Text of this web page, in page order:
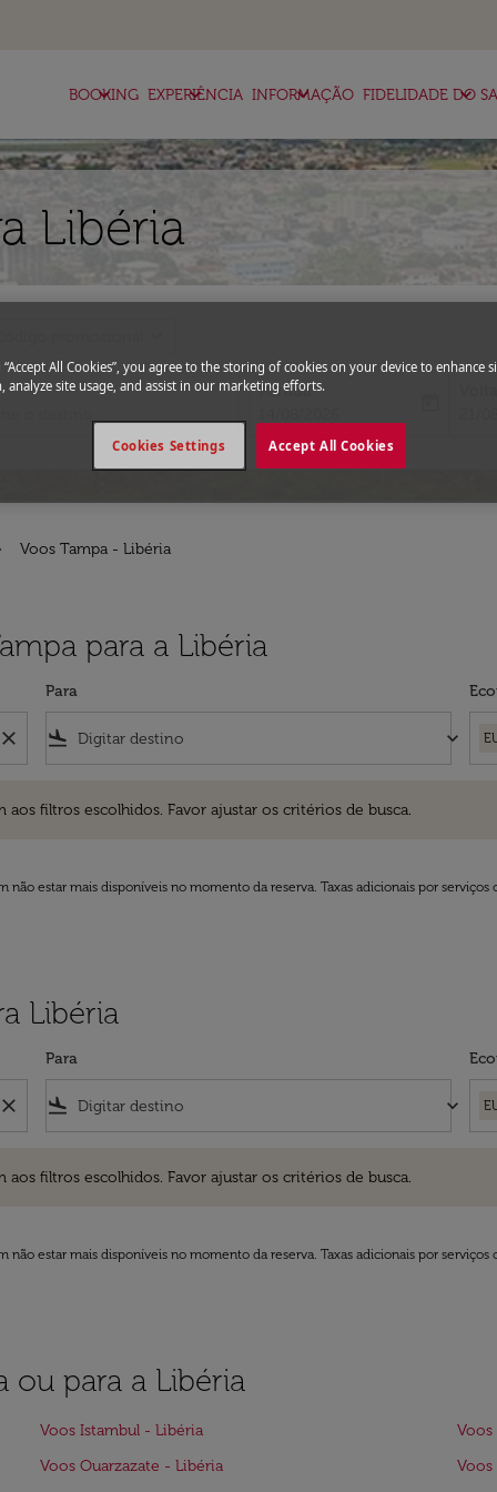
BOOKING
keyboard_arrow_down EXPERIÊNCIA
keyboard_arrow_down INFORMAÇÃO
keyboard_arrow_down FIDELIDADE DO
keyboard_arrow_down
Libéria
Partida
Voos Tampa - Libéria
para a Libéria
Para
flight_land keyboard_arrow_down
filtros escolhidos. Favor ajustar os critérios de busca.
estar mais disponíveis no momento da reserva. Taxas adicionais por serviços
Libéria
Para
flight_land keyboard_arrow_down
filtros escolhidos. Favor ajustar os critérios de busca.
estar mais disponíveis no momento da reserva. Taxas adicionais por serviços
ou para a Libéria
Voos Istambul - Libéria
Voos
Voos Ouarzazate - Libéria
“Accept All Cookies”, you agree to the storing of cookies on your device to enhance
analyze site usage, and assist in our marketing efforts.
Accept All Cookies
Cookies Settings